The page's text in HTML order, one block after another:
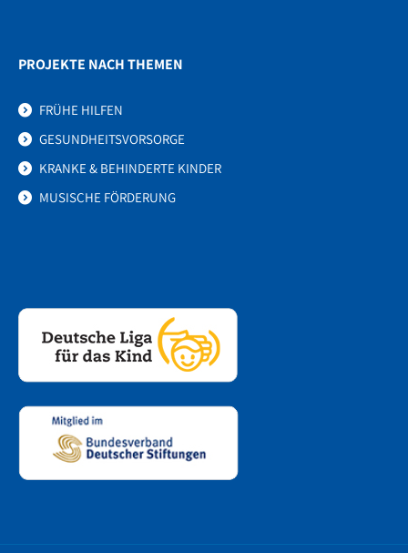
PROJEKTE NACH THEMEN
FRÜHE HILFEN
GESUNDHEITSVORSORGE
KRANKE & BEHINDERTE KINDER
MUSISCHE FÖRDERUNG